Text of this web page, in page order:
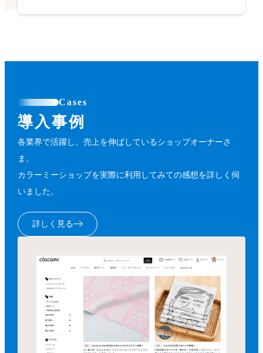
Cases
導入事例
各業界で活躍し、売上を伸ばしているショップオーナーさ
ま。
カラーミーショップを実際に利用してみての感想を詳しく伺
いました。
詳しく見る